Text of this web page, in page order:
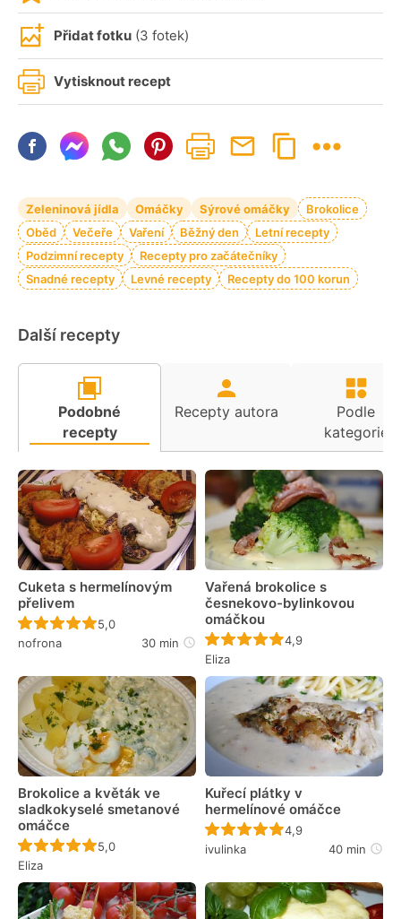
Přidat fotku (3 fotek)
Vytisknout recept
Zeleninová jídla Omáčky Sýrové omáčky
Brokolice
Oběd
Večeře Vaření Běžný den
Letní recepty
Podzimní recepty
Recepty pro začátečníky
Snadné recepty
Levné recepty Recepty do 100 korun
Další recepty
Podobné
recepty
Recepty autora
Podle
kategorie
Cuketa s hermelínovým
přelivem
Recept ještě nebyl hodnocen
5,0
nofrona
30 min
Vařená brokolice s
česnekovo-bylinkovou
omáčkou
Recept ještě nebyl
4,9
Eliza
Brokolice a květák ve
sladkokyselé smetanové
omáčce
Recept ještě nebyl hodnocen
5,0
Eliza
Kuřecí plátky v
hermelínové omáčce
Recept ještě nebyl
4,9
ivulinka
40 min